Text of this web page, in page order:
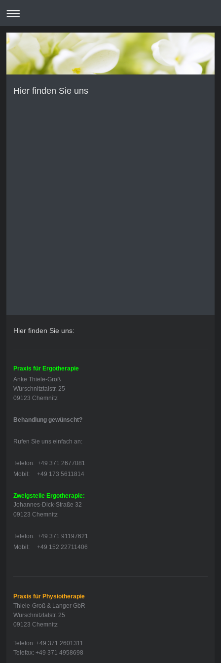
Hier finden Sie uns
Hier finden Sie uns:
Praxis für Ergotherapie
Anke Thiele-Groß
Würschnitztalstr. 25
09123 Chemnitz
Behandlung gewünscht?
Rufen Sie uns einfach an:
Telefon: +49 371 2677081
Mobil: +49 173 5611814
Zweigstelle Ergotherapie:
Johannes-Dick-Straße 32
09123 Chemnitz
Telefon: +49 371 91197621
Mobil: +49 152 22711406
Praxis für Physiotherapie
Thiele-Groß & Langer GbR
Würschnitztalstr. 25
09123 Chemnitz
Telefon: +49 371 2601311
Telefax: +49 371 4958698